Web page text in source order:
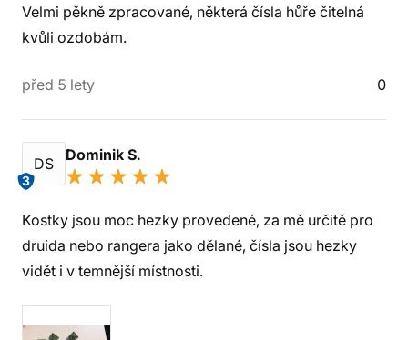
Velmi pěkně zpracované, některá čísla hůře čitelná
kvůli ozdobám.
před 5 lety 0
DS
3
Dominik S.
Kostky jsou moc hezky provedené, za mě určitě pro
druida nebo rangera jako dělané, čísla jsou hezky
vidět i v temnější místnosti.